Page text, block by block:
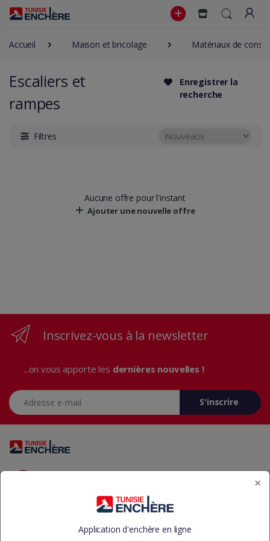
Accueil Maison et bricolage Matériaux de
Escaliers et
rampes
Enregistrer la
recherche
Filtres
Aucune offre pour l'instant
Ajouter une nouvelle offre
Inscrivez-vous à la newsletter
...on vous apporte les dernières nouvelles !
Adresse e-mail
S'inscrire
Vous avez des questions? Appelez-nous 24/7!
×
Application d'enchère en ligne